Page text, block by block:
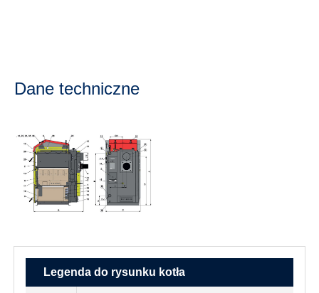
Dane techniczne
Legenda do rysunku kotła